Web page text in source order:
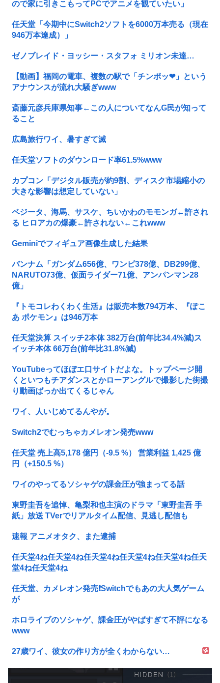
ので家に引きこもってPCでアニメを観ていたい」
任天堂「今期中にSwitch2ソフトを6000万本売る（現在
946万本達成）」
ゼノブレイド・ヨッシー・スタフォ ミリオン未達…
【動画】福岡の電車、複数の駅で「チンポッ❤」という
アナウンスが流れ大騒ぎwww
斎藤元彦兵庫県知事←この人についてなんG民が知って
ること
広島旅行ワイ、暑すぎて滅
任天堂ソフトのダウンロード率61.5%www
カプコン「デジタル販売が約9割、ディスク市場縮小の
大きな影響は想定していない」
ベジータ、海馬、サスケ、ちいかわのモモンガ←許され
る ヒロアカの爆豪←許されない←これwww
Geminiでフィギュア画像生成した結果
バンナム「ガンダム656億、ワンピ378億、DB299億、
NARUTO73億、仮面ライダー71億、アンパンマン28
億」
『トモコレわくわく生活』は販売本数794万本、『ぽこ
あ ポケモン』は946万本
任天堂決算 スイッチ2本体 382万台(前年比34.4%減)ス
イッチ本体 66万台(前年比31.8%減)
YouTubeってほぼエ口サイトだよな。トップページ開
くといつもチアダンスとかローアングルで撮影した街撮
り動画ばっか出てくるじゃん
ワイ、人いじめてるんやが。
Switch2でむっちゃカメレオン発売www
任天堂 売上高5,178 億円（-9.5 %） 営業利益 1,425 億
円（+150.5 %）
ワイのやってるソシャゲの課金圧が強まってる話
東野圭吾を追悼、亀梨和也主演のドラマ「東野圭吾 手
紙」放送 TVerでリアルタイム配信、見逃し配信も
速報 アニメオタク、また逮捕
任天堂4ね任天堂4ね任天堂4ね任天堂4ね任天堂4ね任天
堂4ね任天堂4ね
任天堂、カメレオン発売❗Switchでもあの大人気ゲーム
が
ホロライブのソシャゲ、課金圧がやばすぎて不評になる
www
27歳ワイ、彼女の作り方が全くわからない…